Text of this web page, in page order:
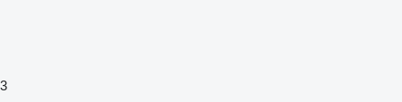
3